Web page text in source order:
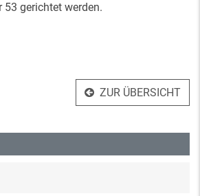
gerichtet werden.
ZUR ÜBERSICHT